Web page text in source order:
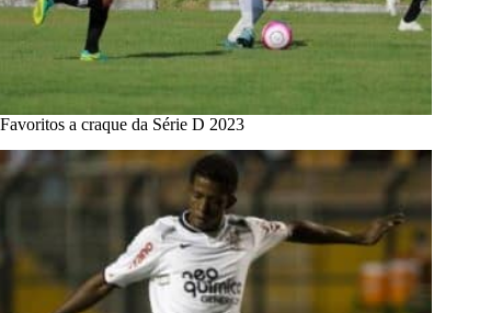
Favoritos a craque da Série D 2023